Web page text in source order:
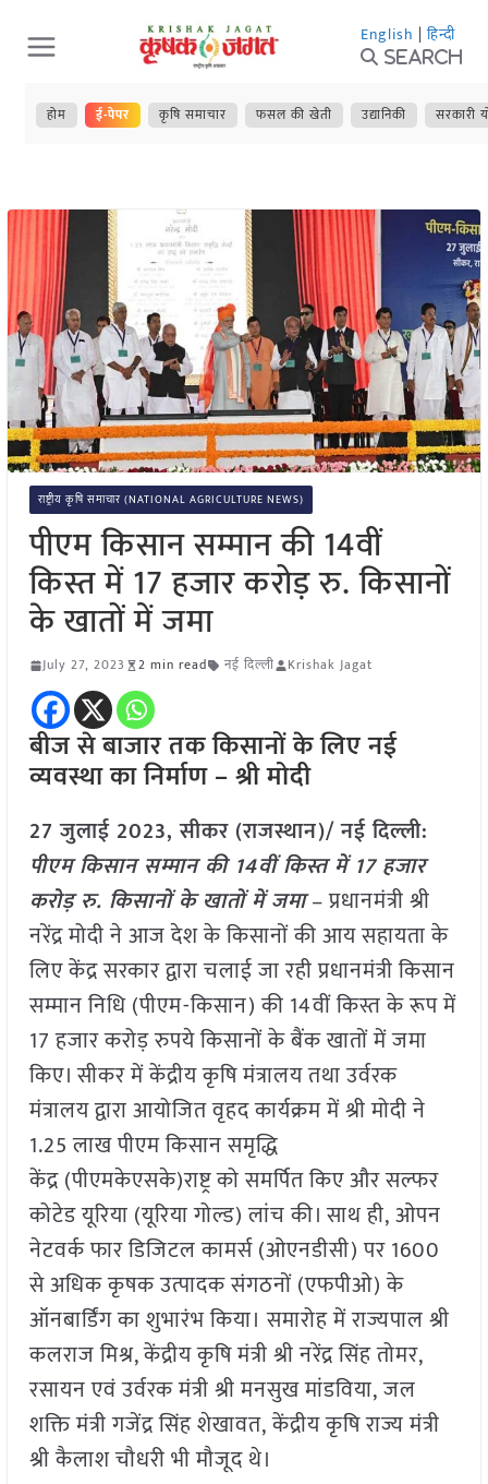
Skip
to
content
English | हिन्दी
Search
होम ई-पेपर कृषि समाचार फसल की खेती उद्यानिकी सरकारी
राष्ट्रीय कृषि समाचार (NATIONAL AGRICULTURE NEWS)
पीएम किसान सम्मान की 14वीं
किस्त में 17 हजार करोड़ रु. किसानों
के खातों में जमा
July 27, 2023 2 min read नई दिल्ली Krishak Jagat
बीज से बाजार तक किसानों के लिए नई
व्यवस्था का निर्माण – श्री मोदी
27 जुलाई 2023, सीकर (राजस्थान)/ नई दिल्ली:
पीएम किसान सम्मान की 14वीं किस्त में 17 हजार
करोड़ रु. किसानों के खातों में जमा– प्रधानमंत्री श्री
नरेंद्र मोदी ने आज देश के किसानों की आय सहायता के
लिए केंद्र सरकार द्वारा चलाई जा रही प्रधानमंत्री किसान
सम्मान निधि (पीएम-किसान) की 14वीं किस्त के रूप में
17 हजार करोड़ रुपये किसानों के बैंक खातों में जमा
किए। सीकर में केंद्रीय कृषि मंत्रालय तथा उर्वरक
मंत्रालय द्वारा आयोजित वृहद कार्यक्रम में श्री मोदी ने
1.25 लाख पीएम किसान समृद्धि
केंद्र (पीएमकेएसके)राष्ट्र को समर्पित किए और सल्फर
कोटेड यूरिया (यूरिया गोल्ड) लांच की। साथ ही, ओपन
नेटवर्क फार डिजिटल कामर्स (ओएनडीसी) पर 1600
से अधिक कृषक उत्पादक संगठनों (एफपीओ) के
ऑनबार्डिंग का शुभारंभ किया। समारोह में राज्यपाल श्री
कलराज मिश्र, केंद्रीय कृषि मंत्री श्री नरेंद्र सिंह तोमर,
रसायन एवं उर्वरक मंत्री श्री मनसुख मांडविया, जल
शक्ति मंत्री गजेंद्र सिंह शेखावत, केंद्रीय कृषि राज्य मंत्री
श्री कैलाश चौधरी भी मौजूद थे।